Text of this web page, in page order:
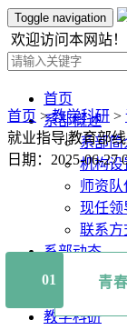
Toggle navigation
欢迎访问本网站！
首页
系部概述
系部简
机构设
师资队
现任领
联系方
系部动态
系部
教学科研
首页 >教学科研 >
就业指导|教育部
日期：2025-06-
01 青